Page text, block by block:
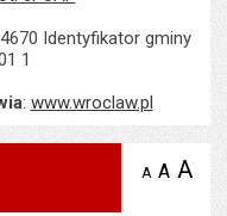
Identyfikator gminy
1
: www.wroclaw.pl
A zmniejsz
A A